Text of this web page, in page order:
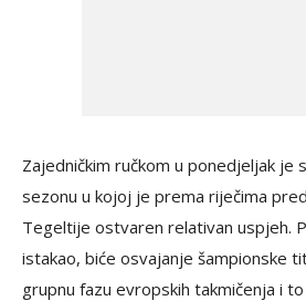
Zajedničkim ručkom u ponedjeljak je
sezonu u kojoj je prema riječima
Tegeltije ostvaren relativan uspjeh.
istakao, biće osvajanje šampionske
grupnu fazu evropskih takmičenja i